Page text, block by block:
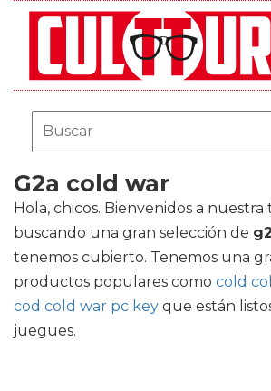
G2a cold war
Hola, chicos. Bienvenidos a nuestra
buscando una gran selección de
tenemos cubierto. Tenemos una
productos populares como cold
cod cold war pc key que están
juegues.